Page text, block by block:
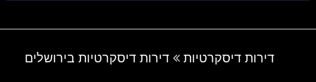
דירות דיסקרטיות דירות דיסקרטיות בירושלים